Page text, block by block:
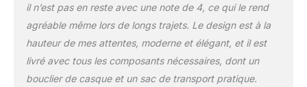
l'air, vous gardant au
frais et à l'aise pendant
les longs trajets
Construction durable et
confortable : la coque
Matrix AIM multi-plis et
il n’est pas en reste avec une note de 4, ce qui le rend
agréable même lors de longs trajets. Le design est à la
hauteur de mes attentes, moderne et élégant, et il est
livré avec tous les composants nécessaires, dont un
bouclier de casque et un sac de transport pratique.